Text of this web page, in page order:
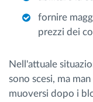
fornire
prezzi dei
Nell'attuale
sono scesi, ma
muoversi dopo i